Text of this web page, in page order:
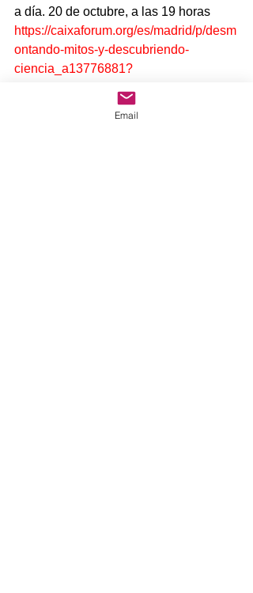
a día. 20 de octubre, a las 19 horas
https://caixaforum.org/es/madrid/p/desm
ontando-mitos-y-descubriendo-
ciencia_a13776881?
email&utm_campaign=5610_CF-
Email